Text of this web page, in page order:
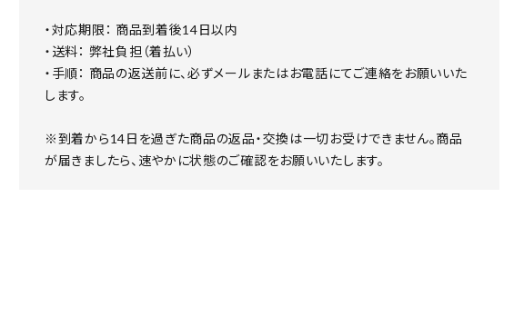
・対応期限： 商品到着後14日以内
・送料： 弊社負担（着払い）
・手順： 商品の返送前に、必ずメールまたはお電話にてご連絡をお願いいた
します。
※到着から14日を過ぎた商品の返品・交換は一切お受けできません。商品
が届きましたら、速やかに状態のご確認をお願いいたします。